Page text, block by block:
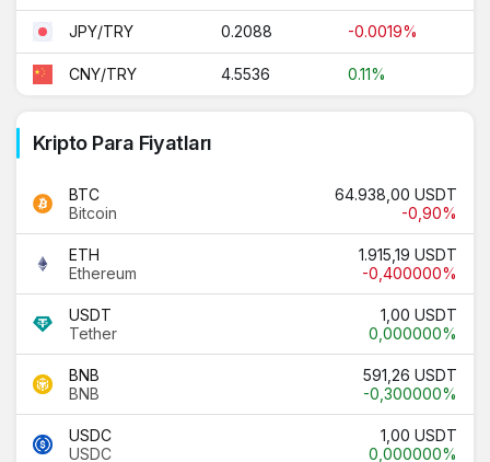
JPY/TRY 0.2088 -0.0019%
CNY/TRY 4.5536 0.11%
Kripto Para Fiyatları
BTC
Bitcoin
64.938,00 USDT
-0,90%
ETH
Ethereum
1.915,19 USDT
-0,400000%
USDT
Tether
1,00 USDT
0,000000%
BNB
BNB
591,26 USDT
-0,300000%
USDC
USDC
1,00 USDT
0,000000%